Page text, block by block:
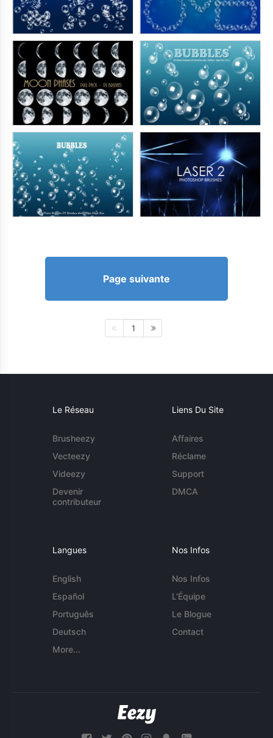
Page suivante
1
Le Réseau
Brusheezy
Vecteezy
Videezy
Devenir
contributeur
Liens Du Site
Affaires
Réclame
Support
DMCA
Langues
English
Español
Português
Deutsch
More...
Nos Infos
Nos Infos
L'Équipe
Le Blogue
Contact